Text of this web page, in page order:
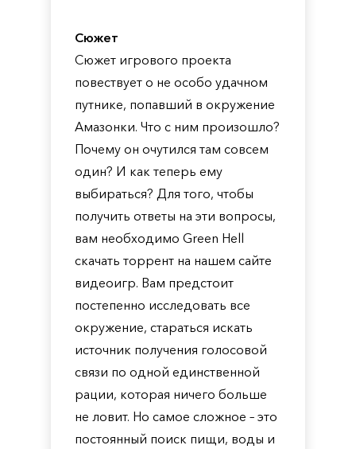
Сюжет
Сюжет игрового проекта
повествует о не особо удачном
путнике, попавший в окружение
Амазонки. Что с ним произошло?
Почему он очутился там совсем
один? И как теперь ему
выбираться? Для того, чтобы
получить ответы на эти вопросы,
вам необходимо Green Hell
скачать торрент на нашем сайте
видеоигр. Вам предстоит
постепенно исследовать все
окружение, стараться искать
источник получения голосовой
связи по одной единственной
рации, которая ничего больше
не ловит. Но самое сложное – это
постоянный поиск пищи, воды и